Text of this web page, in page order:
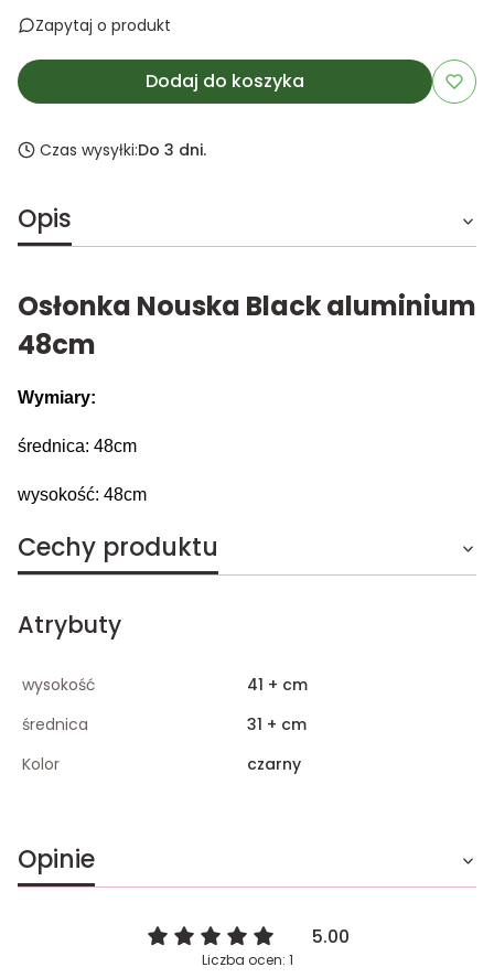
Zapytaj o produkt
Dodaj do koszyka
Czas wysyłki:Do 3 dni.
Opis
Osłonka Nouska Black aluminium
48cm
Wymiary:
średnica: 48cm
wysokość: 48cm
Cechy produktu
Atrybuty
wysokość
41 + cm
średnica
31 + cm
Kolor
czarny
Opinie
5.00
Liczba ocen: 1